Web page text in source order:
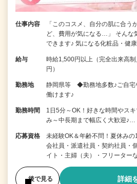
仕事内容
「このコスメ、自分の肌に合う
ど、費用が気になる…」 そんな
できます♪ 気になる化粧品・健
給与
時給1,500円以上（完全出来高
円）
勤務地
静岡県等 ◆勤務地多数♪ご自宅
働けます♪
勤務時間
1日5分～OK！好きな時間やス
み～中長期まで幅広く大歓迎♪…
応募資格
未経験OK＆年齢不問！夏休み
会社員・派遣社員・契約社員・
イト・主婦（夫）・フリーター
後で見る 詳細